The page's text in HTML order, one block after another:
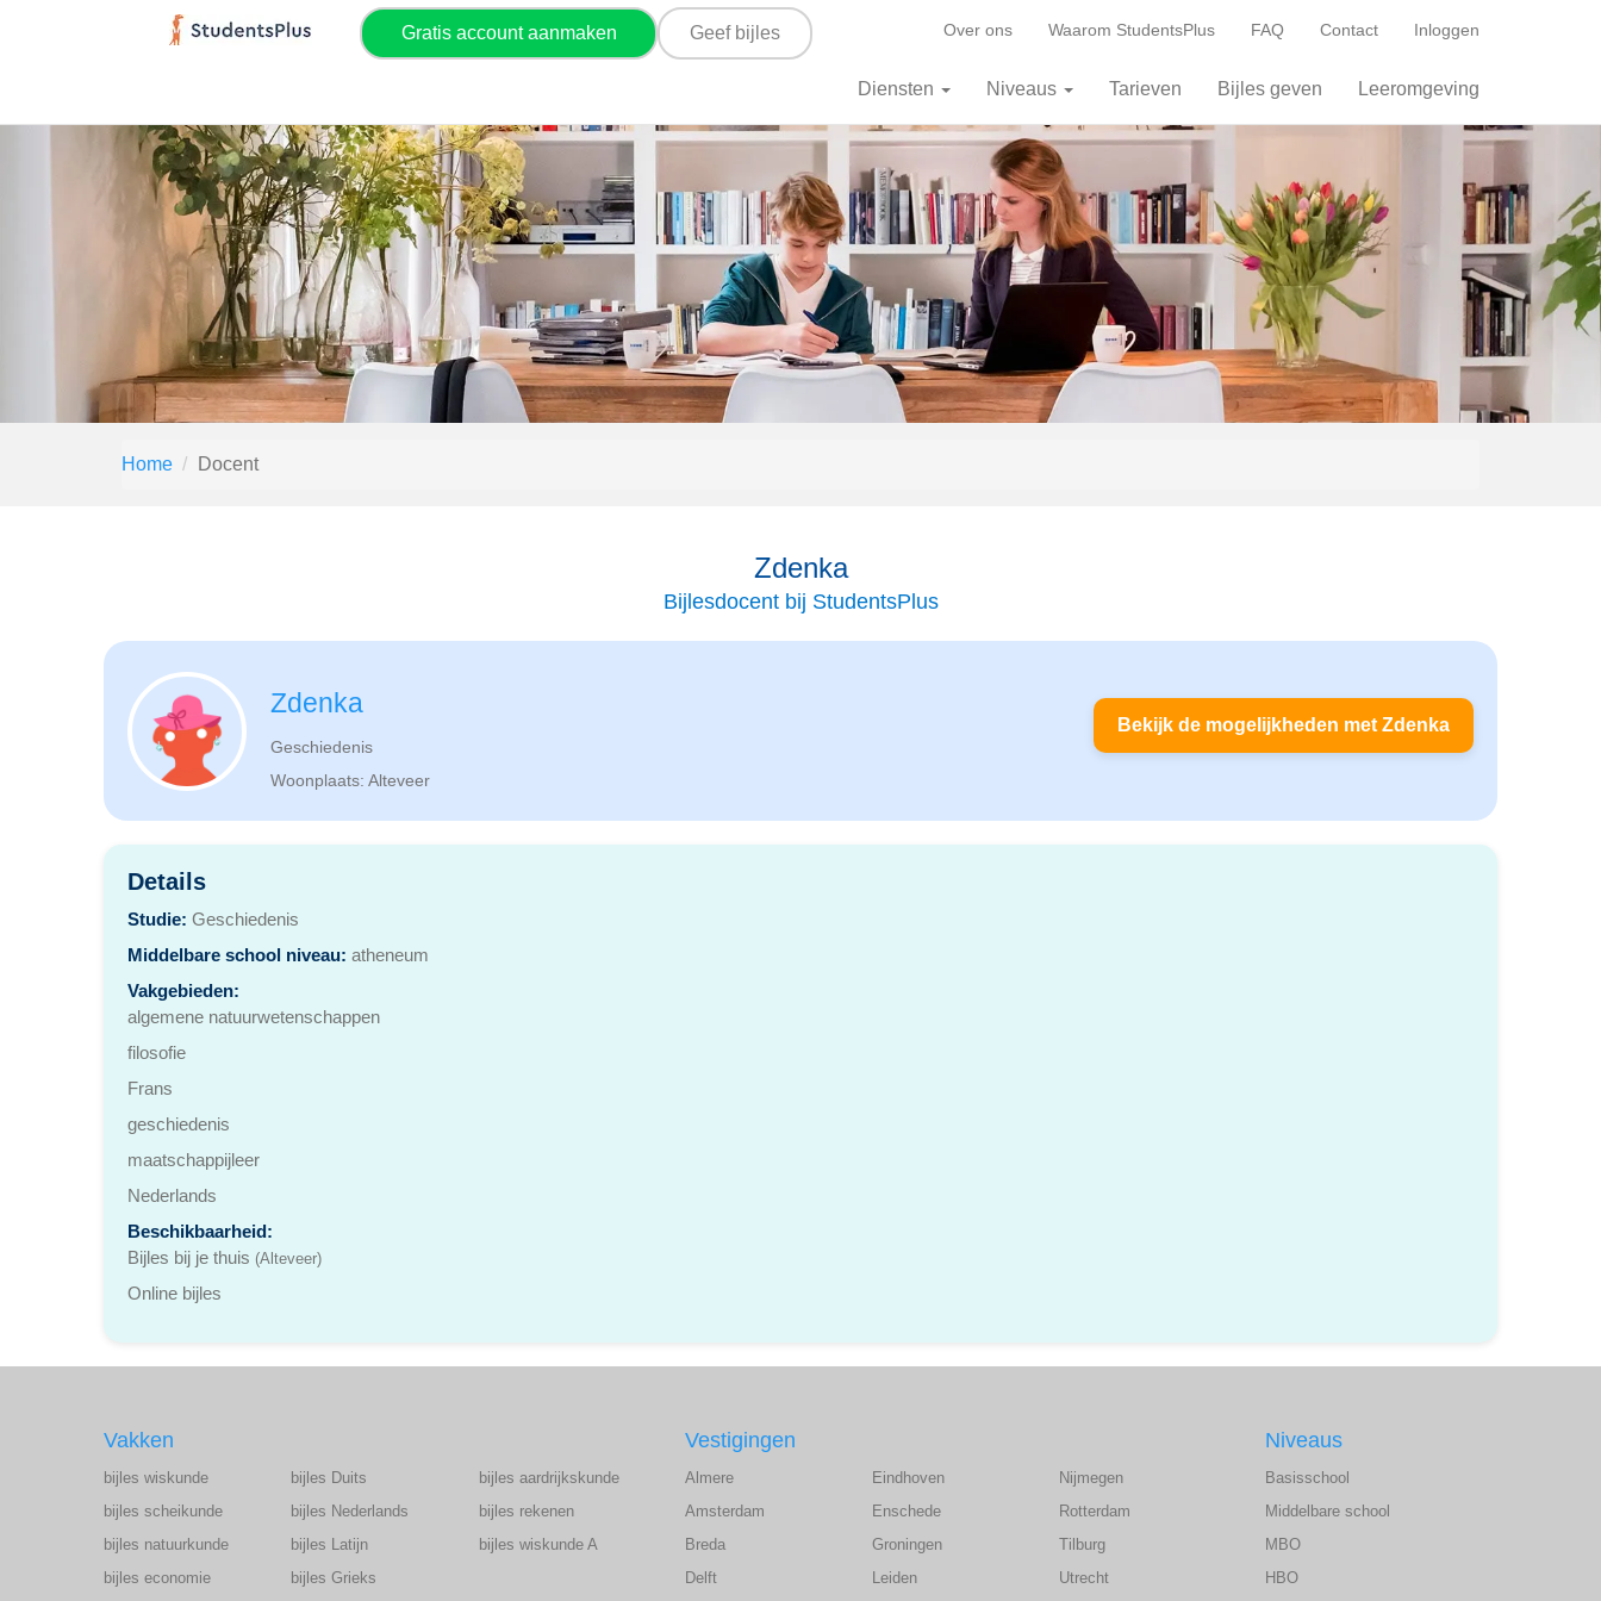
Gratis account aanmaken Geef bijles Over ons Waarom StudentsPlus FAQ Contact Inloggen
Diensten Niveaus Tarieven Bijles geven Leeromgeving
Home Docent
Zdenka
Bijlesdocent bij StudentsPlus
Zdenka
Geschiedenis
Woonplaats: Alteveer
Bekijk de mogelijkheden met Zdenka
Details
Studie: Geschiedenis
Middelbare school niveau: atheneum
Vakgebieden:
algemene natuurwetenschappen
filosofie
Frans
geschiedenis
maatschappijleer
Nederlands
Beschikbaarheid:
Bijles bij je thuis (Alteveer)
Online bijles
Vakken
bijles wiskunde
bijles scheikunde
bijles natuurkunde
bijles economie
bijles Duits
bijles Nederlands
bijles Latijn
bijles Grieks
bijles aardrijkskunde
bijles rekenen
bijles wiskunde A
Vestigingen
Almere
Amsterdam
Breda
Delft
Eindhoven
Enschede
Groningen
Leiden
Nijmegen
Rotterdam
Tilburg
Utrecht
Niveaus
Basisschool
Middelbare school
MBO
HBO